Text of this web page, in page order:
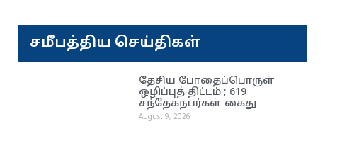
சமீபத்திய செய்திகள்
தேசிய போதைப்பொருள்
ஒழிப்புத் திட்டம் ; 619
சந்தேகநபர்கள் கைது
August 9, 2026